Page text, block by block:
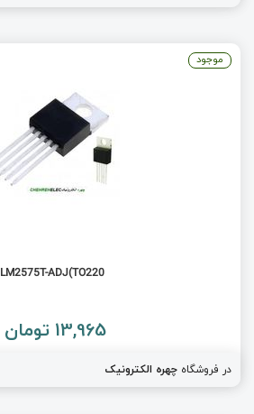
LM2575T-ADJ(TO220
13,965 تومان
در فروشگاه چهره الکترونیک
موجود